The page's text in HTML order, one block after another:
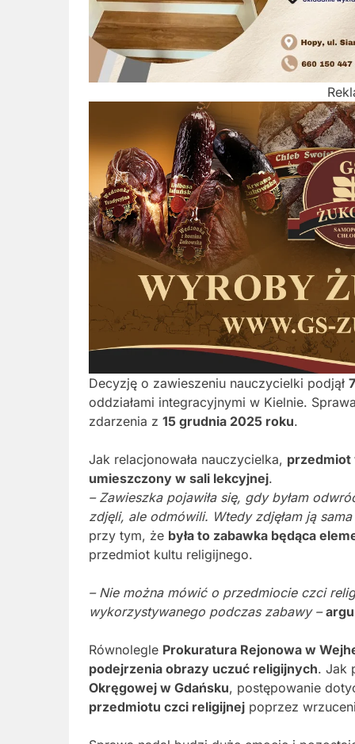
Decyzję o zawieszeniu nauczycielki podjął
oddziałami integracyjnymi w Kielnie.
zdarzenia z 15 grudnia 2025 roku.
Jak relacjonowała nauczycielka, przedmiot
umieszczony w sali lekcyjnej.
– Zawieszka pojawiła się, gdy byłam
zdjęli, ale odmówili. Wtedy zdjęłam ją
przy tym, że była to zabawka będąca
przedmiot kultu religijnego.
– Nie można mówić o przedmiocie czci
wykorzystywanego podczas zabawy –
Równolegle Prokuratura Rejonowa w
podejrzenia obrazy uczuć religijnych. Jak
Okręgowej w Gdańsku, postępowanie
przedmiotu czci religijnej poprzez